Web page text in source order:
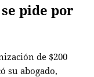
pide por
de $200
su abogado,